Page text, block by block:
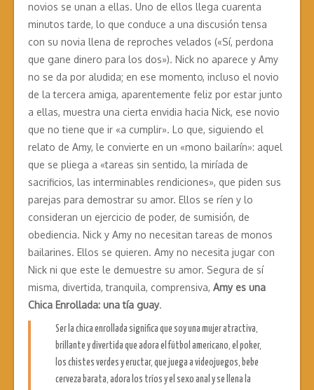
novios se unan a ellas. Uno de ellos llega cuarenta
minutos tarde, lo que conduce a una discusión tensa
con su novia llena de reproches velados («Sí, perdona
que gane dinero para los dos»). Nick no aparece y Amy
no se da por aludida; en ese momento, incluso el novio
de la tercera amiga, aparentemente feliz por estar junto
a ellas, muestra una cierta envidia hacia Nick, ese novio
que no tiene que ir «a cumplir». Lo que, siguiendo el
relato de Amy, le convierte en un «mono bailarín»: aquel
que se pliega a «tareas sin sentido, la miríada de
sacrificios, las interminables rendiciones», que piden sus
parejas para demostrar su amor. Ellos se ríen y lo
consideran un ejercicio de poder, de sumisión, de
obediencia. Nick y Amy no necesitan tareas de monos
bailarines. Ellos se quieren. Amy no necesita jugar con
Nick ni que este le demuestre su amor. Segura de sí
misma, divertida, tranquila, comprensiva, Amy es una
Chica Enrollada: una tía guay.
Ser la chica enrollada significa que soy una mujer atractiva,
brillante y divertida que adora el fútbol americano, el poker,
los chistes verdes y eructar, que juega a videojuegos, bebe
cerveza barata, adora los tríos y el sexo anal y se llena la